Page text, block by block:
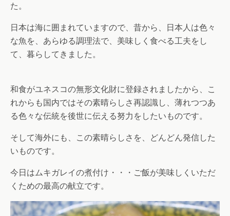
た。
日本は海に囲まれていますので、昔から、日本人は色々
な魚を、あらゆる調理法で、美味しく食べる工夫をし
て、暮らしてきました。
和食がユネスコの無形文化財に登録されましたから、こ
れからも国内ではその素晴らしさ再認識し、薄れつつあ
る色々な伝統を後世に伝える努力をしたいものです。
そして海外にも、この素晴らしさを、どんどん発信した
いものです。
今日はムキガレイの煮付け・・・ご飯が美味しくいただ
くための最高の献立です。